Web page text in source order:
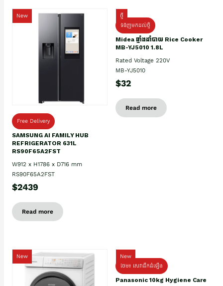
New
Free Delivery
SAMSUNG AI FAMILY HUB
REFRIGERATOR 631L
RS90F65A2FST
W912 x H1786 x D716 mm
RS90F65A2FST
$2439
Read more
ថ្មី
ទំនិញមកដល់ថ្មិ
Midea ឆ្នាំងដាំបាយ Rice Cooker
MB-YJ5010 1.8L
Rated Voltage 220V
MB-YJ5010
$32
Read more
New
New
ថែម៖ សេវាដឹកដំឡើង
Panasonic 10kg Hygiene Care